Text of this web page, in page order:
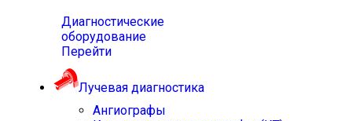
Диагностические
оборудование
Перейти
Лучевая диагностика
Ангиографы